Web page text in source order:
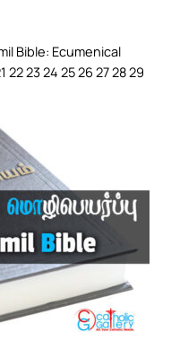
Bible: Ecumenical
22 23 24 25 26 27 28 29